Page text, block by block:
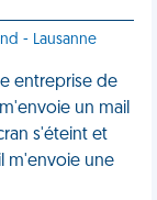
- Lausanne
entreprise de
un mail
s'éteint et
m'envoie une